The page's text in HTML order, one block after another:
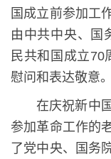
国成立前参加工
由中共中央、国
民共和国成立70
慰问和表达敬意。
在庆祝新中
参加革命工作的
了党中央、国务